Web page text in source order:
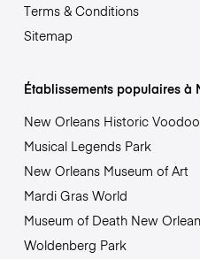
Terms & Conditions
Sitemap
Établissements populaires à
New Orleans Historic
Musical Legends Park
New Orleans Museum of Art
Mardi Gras World
Museum of Death New
Woldenberg Park